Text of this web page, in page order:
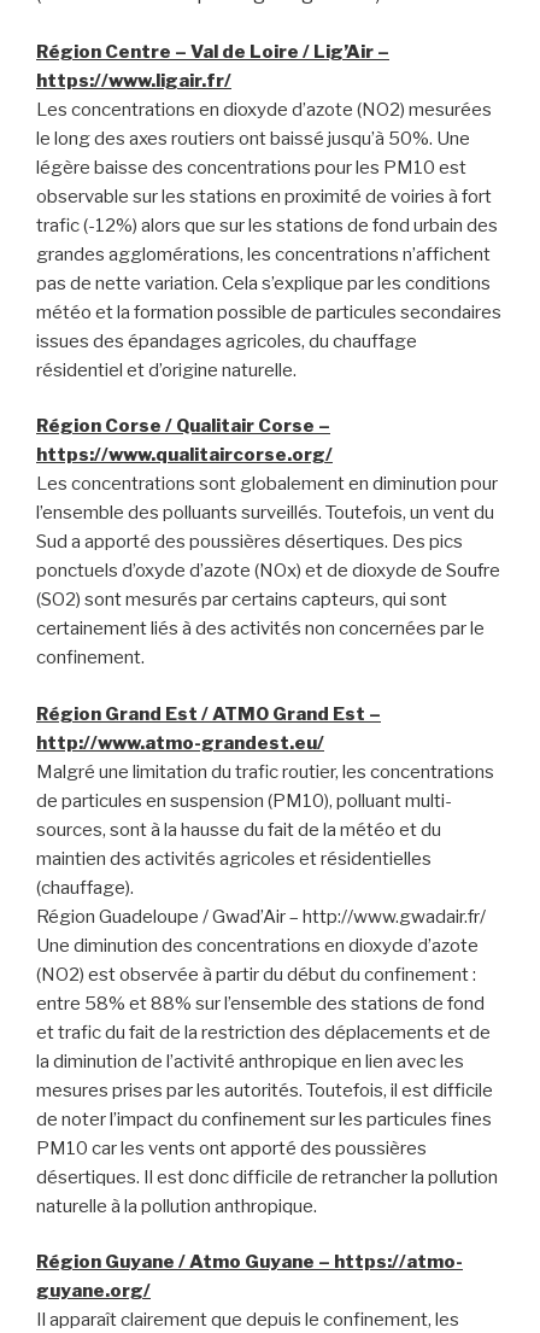
Région Centre – Val de Loire / Lig’Air –
https://www.ligair.fr/
Les concentrations en dioxyde d’azote (NO2) mesurées
le long des axes routiers ont baissé jusqu’à 50%. Une
légère baisse des concentrations pour les PM10 est
observable sur les stations en proximité de voiries à fort
trafic (-12%) alors que sur les stations de fond urbain des
grandes agglomérations, les concentrations n’affichent
pas de nette variation. Cela s’explique par les conditions
météo et la formation possible de particules secondaires
issues des épandages agricoles, du chauffage
résidentiel et d’origine naturelle.
Région Corse / Qualitair Corse –
https://www.qualitaircorse.org/
Les concentrations sont globalement en diminution pour
l’ensemble des polluants surveillés. Toutefois, un vent du
Sud a apporté des poussières désertiques. Des pics
ponctuels d’oxyde d’azote (NOx) et de dioxyde de Soufre
(SO2) sont mesurés par certains capteurs, qui sont
certainement liés à des activités non concernées par le
confinement.
Région Grand Est / ATMO Grand Est –
http://www.atmo-grandest.eu/
Malgré une limitation du trafic routier, les concentrations
de particules en suspension (PM10), polluant multi-
sources, sont à la hausse du fait de la météo et du
maintien des activités agricoles et résidentielles
(chauffage).
Région Guadeloupe / Gwad’Air – http://www.gwadair.fr/
Une diminution des concentrations en dioxyde d’azote
(NO2) est observée à partir du début du confinement :
entre 58% et 88% sur l’ensemble des stations de fond
et trafic du fait de la restriction des déplacements et de
la diminution de l’activité anthropique en lien avec les
mesures prises par les autorités. Toutefois, il est difficile
de noter l’impact du confinement sur les particules fines
PM10 car les vents ont apporté des poussières
désertiques. Il est donc difficile de retrancher la pollution
naturelle à la pollution anthropique.
Région Guyane / Atmo Guyane – https://atmo-
guyane.org/
Il apparaît clairement que depuis le confinement, les